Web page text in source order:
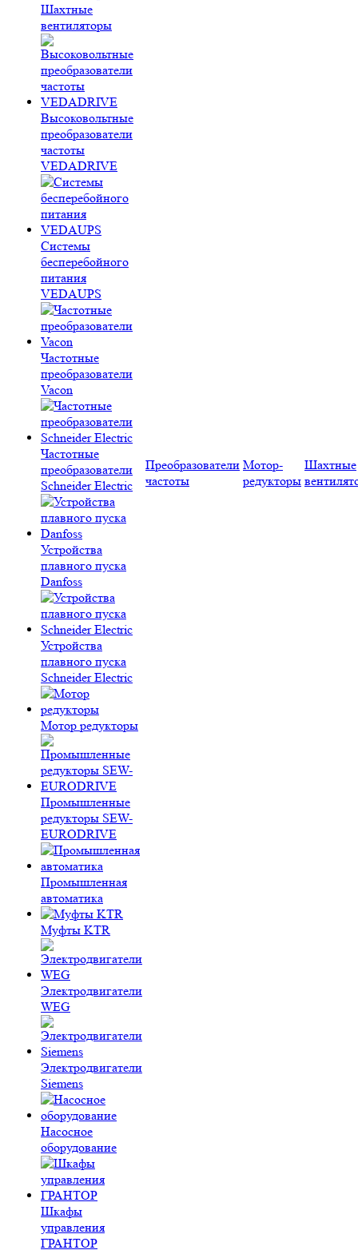
Шахтные
вентиляторы
Высоковольтные
преобразователи
частоты
VEDADRIVE
Системы
бесперебойного
питания
VEDAUPS
Частотные
преобразователи
Vacon
Частотные
преобразователи
Schneider Electric
Устройства
плавного пуска
Danfoss
Устройства
плавного пуска
Schneider Electric
Мотор редукторы
Промышленные
редукторы SEW-
EURODRIVE
Промышленная
автоматика
Муфты KTR
Электродвигатели
WEG
Электродвигатели
Siemens
Насосное
оборудование
Шкафы
управления
ГРАНТОР
Преобразователи
частоты
Мотор-
редукторы
Шахтные